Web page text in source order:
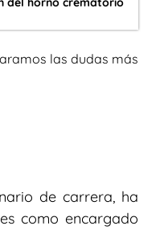
las dudas más
de carrera, ha
como encargado